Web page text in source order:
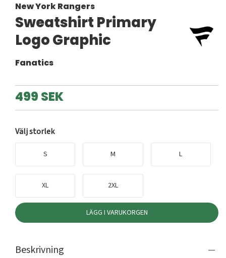
New York Rangers
Sweatshirt Primary
Logo Graphic
Fanatics
499 SEK
Välj storlek
S M L
XL 2XL
LÄGG I VARUKORGEN
Beskrivning